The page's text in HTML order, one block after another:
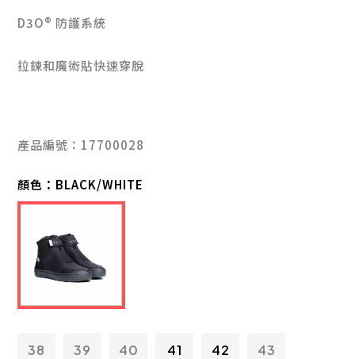
D3O® 防護系統
拉鍊和魔術貼快速穿脫
產品編號：17700028
顏色： BLACK/WHITE
38 39 40 41 42 43